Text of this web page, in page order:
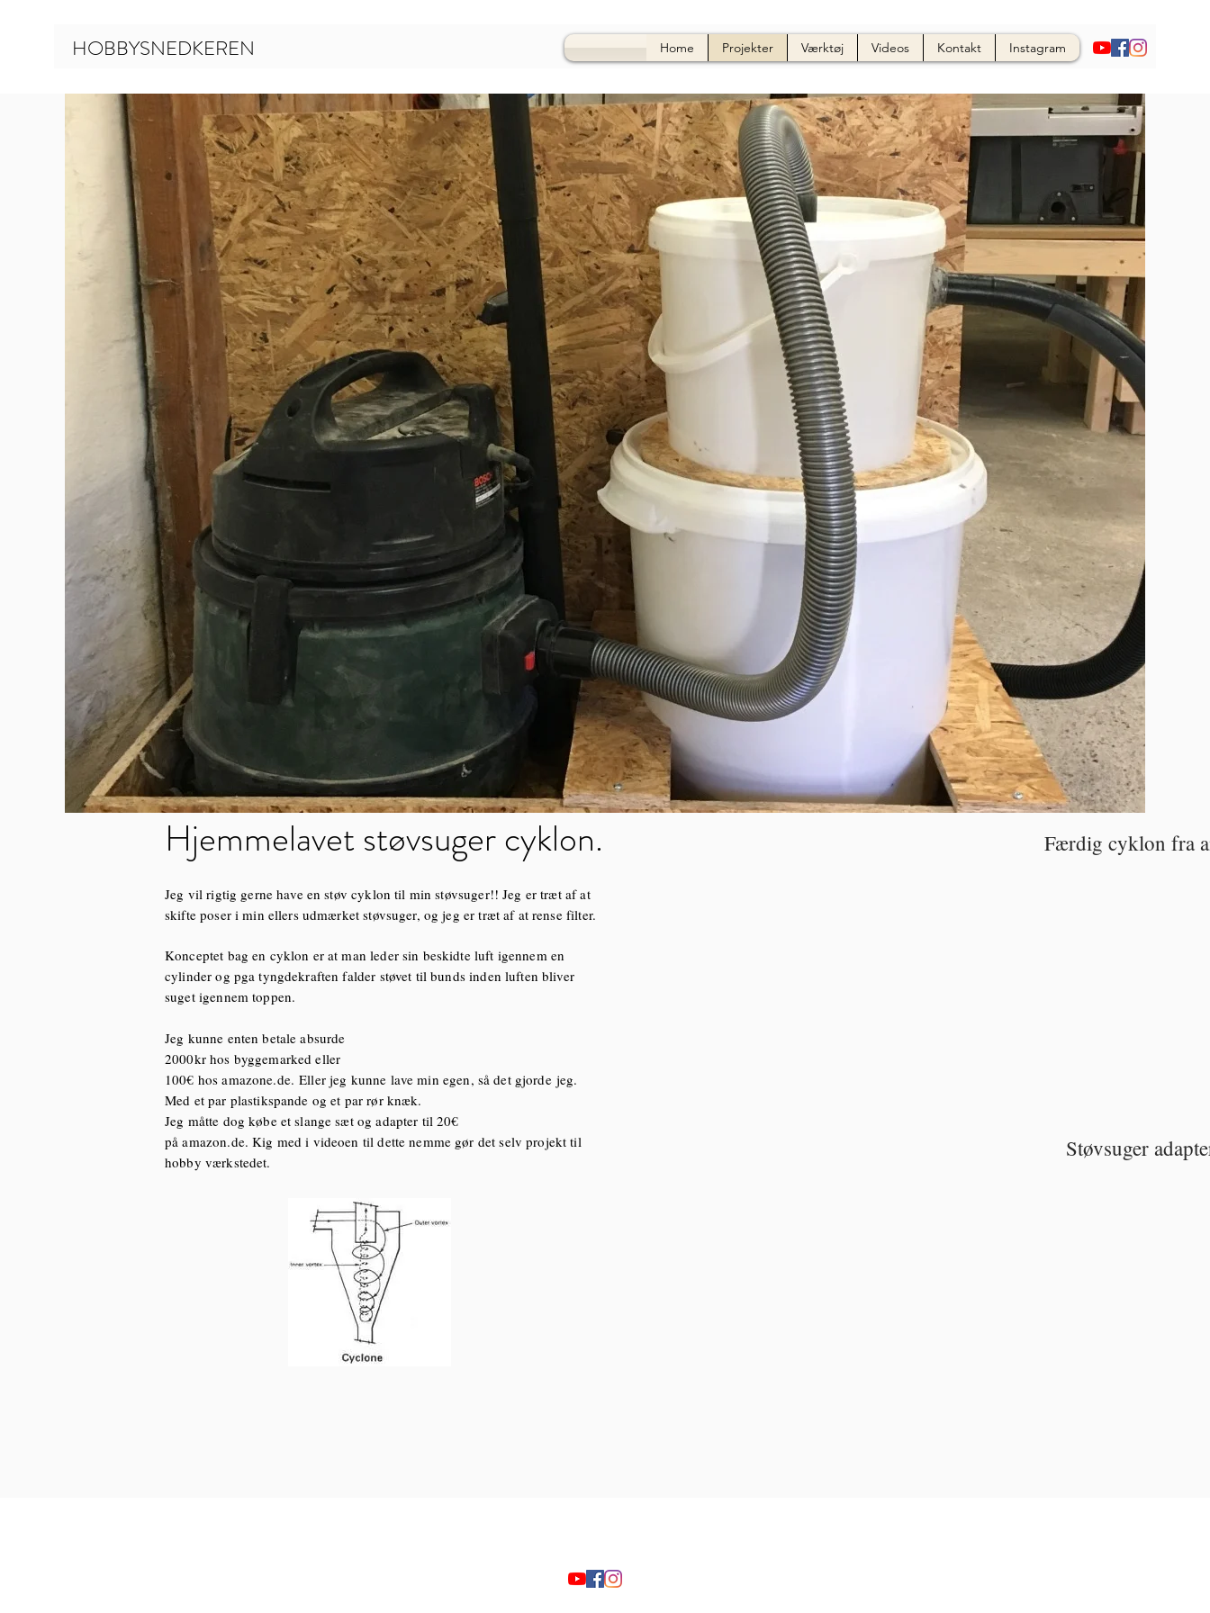
HOBBYSNEDKEREN Home Projekter Værktøj Videos Kontakt Instagram
Hjemmelavet støvsuger cyklon.
Jeg vil rigtig gerne have en støv cyklon til min støvsuger!! Jeg er træt af at
skifte poser i min ellers udmærket støvsuger, og jeg er træt af at rense filter.
Konceptet bag en cyklon er at man leder sin beskidte luft igennem en
cylinder og pga tyngdekraften falder støvet til bunds inden luften bliver
suget igennem toppen.
Jeg kunne enten betale absurde
2000kr hos byggemarked eller
100€ hos amazone.de.Eller jeg kunne lave min egen, så det gjorde jeg.
Med et par plastikspande og et par rør knæk.
Jeg måtte dog købe et slange sæt og adapter til 20€
på amazon.de. Kig med i videoen til dette nemme gør det selv projekt til
hobby værkstedet.
Færdig cyklon fra
Støvsuger